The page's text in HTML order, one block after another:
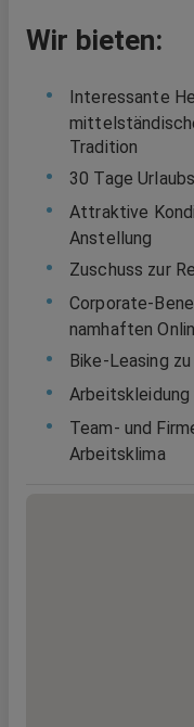
Wir bieten:
Interessante
Tradition
30 Tage
Attraktive
Anstellung
Zuschuss zur
Corporate-
namhaften
Bike-Leasing
Team- und
Arbeitsklima